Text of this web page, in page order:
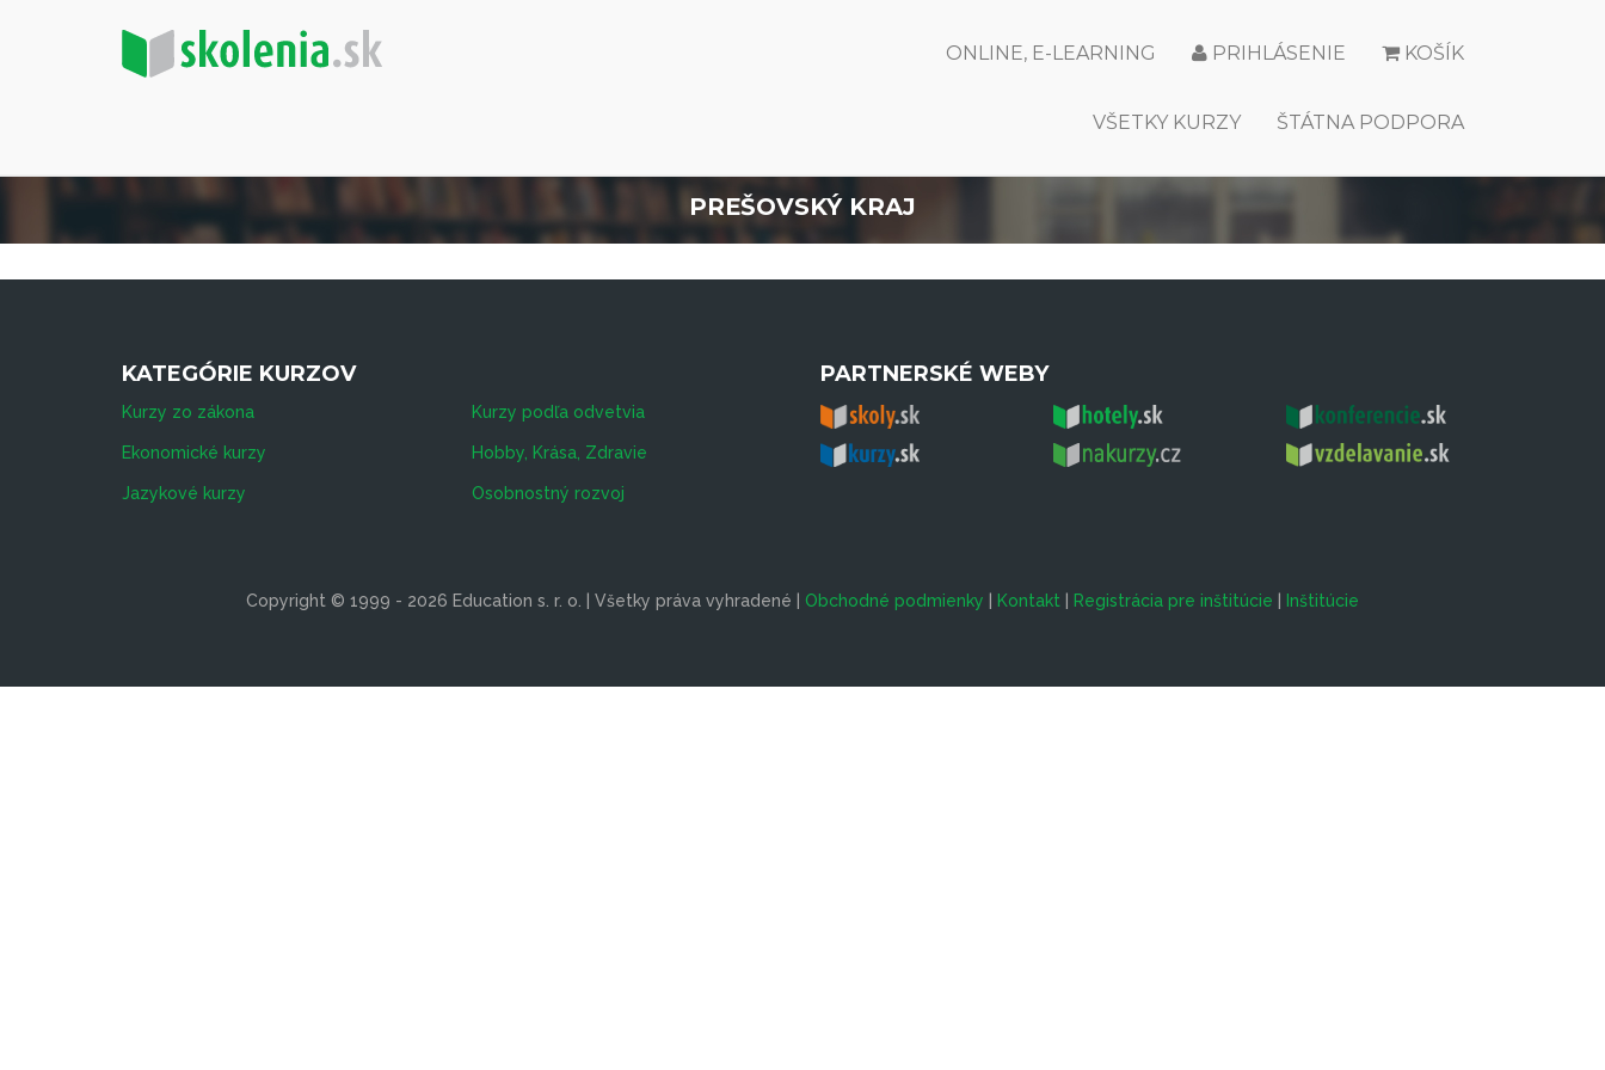
KOŠÍK
PRIHLÁSENIE
ONLINE, E-LEARNING
ŠTÁTNA PODPORA
VŠETKY KURZY
PREŠOVSKÝ KRAJ
KATEGÓRIE KURZOV
Kurzy zo zákona Kurzy podľa odvetvia
Ekonomické kurzy Hobby, Krása, Zdravie
Jazykové kurzy Osobnostný rozvoj
PARTNERSKÉ WEBY
Copyright © 1999 - 2026 Education s. r. o. | Všetky práva vyhradené | Obchodné podmienky Kontakt Registrácia pre inštitúcie Inštitúcie